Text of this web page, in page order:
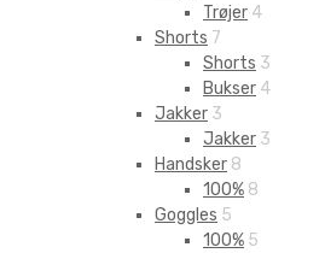
Trøjer 4
Shorts 7
Shorts 3
Bukser 4
Jakker 3
Jakker 3
Handsker 8
100% 8
Goggles 5
100% 5